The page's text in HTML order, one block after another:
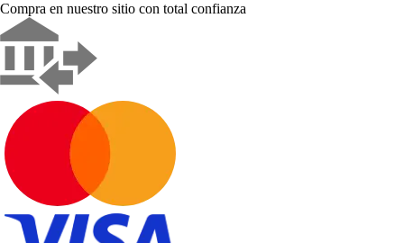
Compra en nuestro sitio con total confianza